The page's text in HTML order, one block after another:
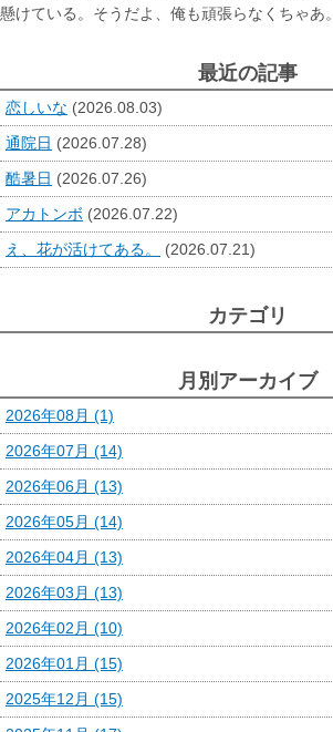
懸けている。そうだよ、俺も頑張らなくちゃあ。
最近の記事
恋しいな (2026.08.03)
通院日 (2026.07.28)
酷暑日 (2026.07.26)
アカトンボ (2026.07.22)
え、花が活けてある。
(2026.07.21)
カテゴリ
月別アーカイブ
2026年08月 (1)
2026年07月 (14)
2026年06月 (13)
2026年05月 (14)
2026年04月 (13)
2026年03月 (13)
2026年02月 (10)
2026年01月 (15)
2025年12月 (15)